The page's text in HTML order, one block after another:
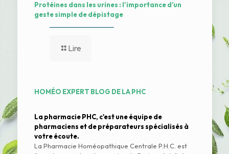
Protéines dans les urines : l’importance d’un
geste simple de dépistage
Lire
HOMÉO EXPERT BLOG DE LA PHC
La pharmacie PHC, c'est une équipe de
pharmaciens et de préparateurs spécialisés à
votre écoute.
La Pharmacie Homéopathique Centrale P.H.C. est